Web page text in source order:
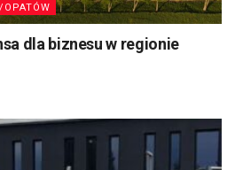
dla biznesu w regionie